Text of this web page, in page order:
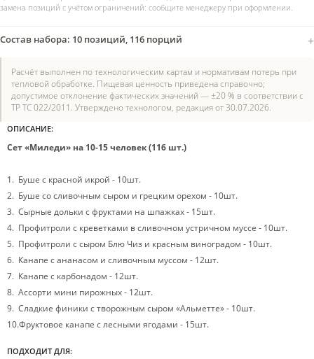
замена позиций с учётом ограничений: сообщите менеджеру при оформлении.
Состав набора: 10 позиций, 116 порций
Расчёт выполнен по технологическим картам и нормативам потерь при
тепловой обработке. Пищевая ценность приведена справочно;
допустимое отклонение фактических значений — ±20 % в соответствии с
ТР ТС 022/2011. Утверждено технологом, редакция от 30.07.2026.
ОПИСАНИЕ:
Сет«Миледи» на 10-15 человек (116 шт.)
1. Буше с красной икрой - 10шт.
2. Буше со сливочным сыром и грецким орехом - 10шт.
3. Сырные дольки с фруктами на шпажках - 15шт.
4. Профитроли с креветками в сливочном устричном муссе - 10шт.
5. Профитроли с сыром Блю Чиз и красным виноградом - 10шт.
6. Канапе с ананасом и сливочным муссом - 12шт.
7. Канапе с карбонадом - 12шт.
8. Ассорти мини пирожных - 12шт.
9. Сладкие финики с творожным сыром «Альметте» - 10шт.
10.Фруктовое канапе с лесными ягодами - 15шт.
ПОДХОДИТ ДЛЯ: